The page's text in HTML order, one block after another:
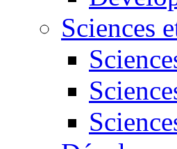
Sciences